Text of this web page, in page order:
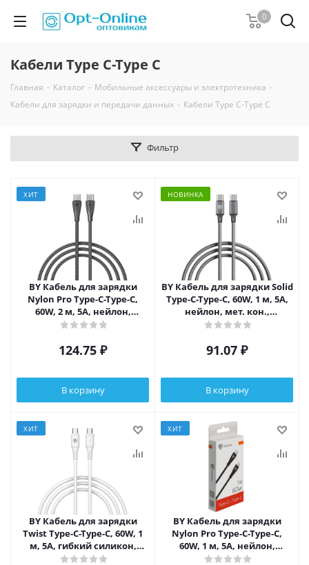
0
Кабели Type C-Type C
Главная - Каталог - Мобильные аксессуары и электротехника -
Кабели для зарядки и передачи данных - Кабели Type C-Type C
Фильтр
ХИТ
BY Кабель для зарядки
Nylon Pro Type-C-Type-C,
60W, 2 м, 5A, нейлон,
черный
124.75 ₽
В корзину
НОВИНКА
BY Кабель для зарядки Solid
Type-C-Type-C, 60W, 1 м, 5A,
нейлон, мет. кон.,
графитовый
91.07 ₽
В корзину
ХИТ
BY Кабель для зарядки
Twist Type-C-Type-C, 60W, 1
м, 5A, гибкий силикон,
белый
ХИТ
BY Кабель для зарядки
Nylon Pro Type-C-Type-C,
60W, 1 м, 5A, нейлон,
черный